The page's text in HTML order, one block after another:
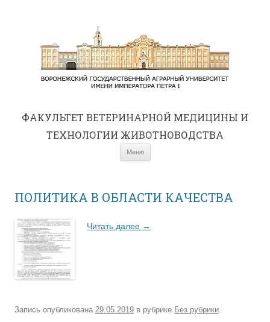
ФАКУЛЬТЕТ ВЕТЕРИНАРНОЙ МЕДИЦИНЫ И
ТЕХНОЛОГИИ ЖИВОТНОВОДСТВА
Меню
ПОЛИТИКА В ОБЛАСТИ КАЧЕСТВА
Читать далее →
Запись опубликована 29.05.2019 в рубрике Без рубрики